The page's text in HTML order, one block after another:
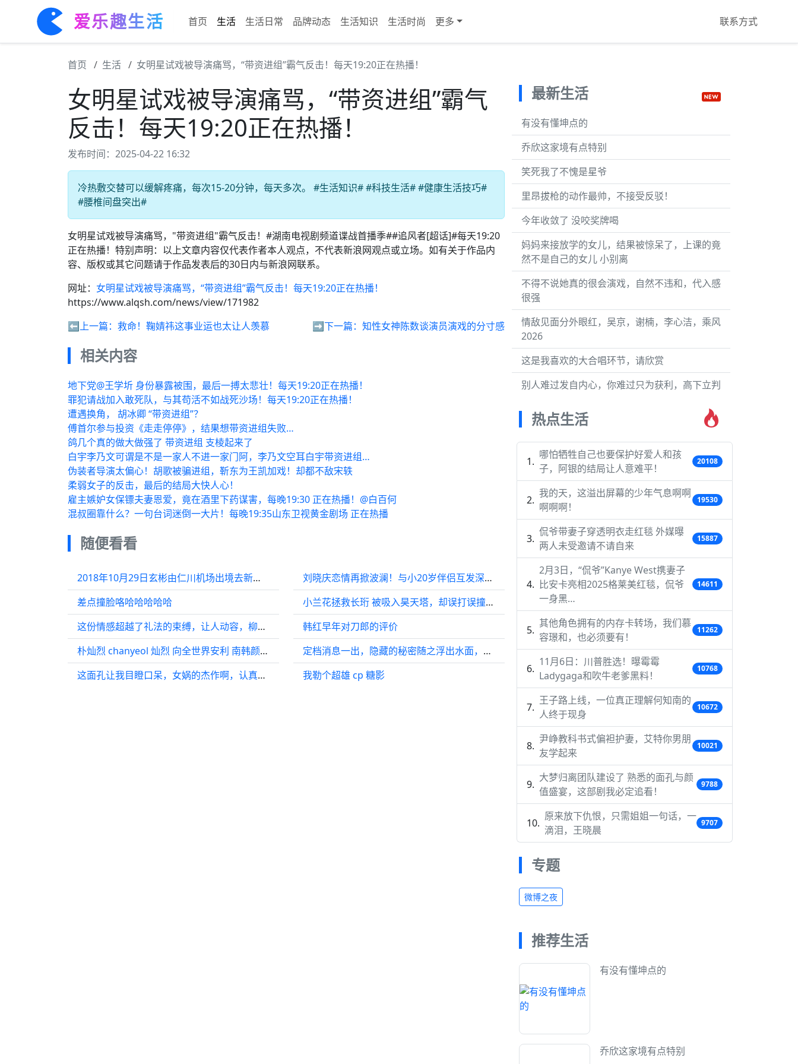
爱乐趣生活 首页 生活 生活日常 品牌动态 生活知识 生活时尚 更多 联系方式
首页 生活 女明星试戏被导演痛骂，“带资进组”霸气反击！每天19:20正在热播！
女明星试戏被导演痛骂，“带资进组”霸气
反击！每天19:20正在热播！
发布时间：2025-04-22 16:32
冷热敷交替可以缓解疼痛，每次15-20分钟，每天多次。 #生活知识# #科技生活# #健康生活技巧#
#腰椎间盘突出#
女明星试戏被导演痛骂，"带资进组"霸气反击！#湖南电视剧频道谍战首播季##追风者[超话]#每天19:20
正在热播！特别声明：以上文章内容仅代表作者本人观点，不代表新浪网观点或立场。如有关于作品内
容、版权或其它问题请于作品发表后的30日内与新浪网联系。
网址： 女明星试戏被导演痛骂，“带资进组”霸气反击！每天19:20正在热播！
https://www.alqsh.com/news/view/171982
⬅️上一篇： 救命！鞠婧祎这事业运也太让人羡慕 ➡️下一篇： 知性女神陈数谈演员演戏的分寸感
相关内容
地下党@王学圻 身份暴露被围，最后一搏太悲壮！每天19:20正在热播！
罪犯请战加入敢死队，与其苟活不如战死沙场！每天19:20正在热播！
遭遇换角， 胡冰卿 “带资进组”？
傅首尔参与投资《走走停停》，结果想带资进组失败…
鸽几个真的做大做强了 带资进组 支棱起来了
白宇李乃文可谓是不是一家人不进一家门阿，李乃文空耳白宇带资进组…
伪装者导演太偏心！胡歌被骗进组，靳东为王凯加戏！却都不敌宋轶
柔弱女子的反击，最后的结局大快人心！
雇主嫉妒女保镖夫妻恩爱，竟在酒里下药谋害，每晚19:30 正在热播！@白百何
混叔圈靠什么？一句台词迷倒一大片！每晚19:35山东卫视黄金剧场 正在热播
随便看看
2018年10月29日玄彬由仁川机场出境去新加坡参加电影《猖獗》宣传活动
差点撞脸咯哈哈哈哈哈
这份情感超越了礼法的束缚，让人动容，柳姨娘填补了范闲心中那份缺失的母爱
朴灿烈 chanyeol 灿烈 向全世界安利 南韩颜霸朴灿烈 朴灿烈
这面孔让我目瞪口呆，女娲的杰作啊，认真工作的男士最迷人
刘晓庆恋情再掀波澜！与小20岁伴侣互发深情语音，言语直接大胆
小兰花拯救长珩 被吸入昊天塔，却误打误撞亲了东方青苍
韩红早年对刀郎的评价
定档消息一出，隐藏的秘密随之浮出水面，尘封的往事逐渐清晰，真相究竟为何…
我勒个超雄 cp 糖影
最新生活
有没有懂坤点的
乔欣这家境有点特别
笑死我了不愧是星爷
里昂拔枪的动作最帅，不接受反驳！
今年收敛了 没咬奖牌喝
妈妈来接放学的女儿，结果被惊呆了，上课的竟
然不是自己的女儿 小别离
不得不说她真的很会演戏，自然不违和，代入感
很强
情敌见面分外眼红，吴京，谢楠，李心洁，乘风
2026
这是我喜欢的大合唱环节，请欣赏
别人难过发自内心，你难过只为获利，高下立判
热点生活
哪怕牺牲自己也要保护好爱人和孩
子，阿银的结局让人意难平！
20108
我的天，这溢出屏幕的少年气息啊啊
啊啊啊！
19530
侃爷带妻子穿透明衣走红毯 外媒曝
两人未受邀请不请自来
15887
2月3日，“侃爷”Kanye West携妻子
比安卡亮相2025格莱美红毯，侃爷
一身黑…
14611
其他角色拥有的内存卡转场，我们慕
容璟和，也必须要有！
11262
11月6日：川普胜选！曝霉霉
Ladygaga和吹牛老爹黑料！
10768
王子路上线，一位真正理解何知南的
人终于现身
10672
尹峥教科书式偏袒护妻，艾特你男朋
友学起来
10021
大梦归离团队建设了 熟悉的面孔与颜
值盛宴，这部剧我必定追看！
9788
原来放下仇恨，只需姐姐一句话，一
滴泪，王晓晨
9707
专题
微博之夜
推荐生活
有没有懂坤点的
乔欣这家境有点特别